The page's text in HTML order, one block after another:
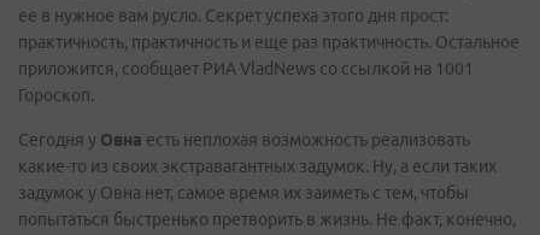
ее в нужное вам русло. Секрет успеха этого дня прост:
практичность, практичность и еще раз практичность. Остальное
приложится, сообщает РИА VladNews со ссылкой на 1001
Гороскоп.
Сегодня у Овна есть неплохая возможность реализовать
какие-то из своих экстравагантных задумок. Ну, а если таких
задумок у Овна нет, самое время их заиметь с тем, чтобы
попытаться быстренько претворить в жизнь. Не факт, конечно,